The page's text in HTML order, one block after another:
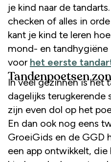
je kind naar de
checken of alles in
kant je kind te leren
mond- en tandhygiëne
voor het eerste
Tandenpoetsen
In veel gezinnen is het
dagelijks terugkerende
zijn even dol op het
En dan ook nog eens
GroeiGids en de GGD
een app ontwikkelt,